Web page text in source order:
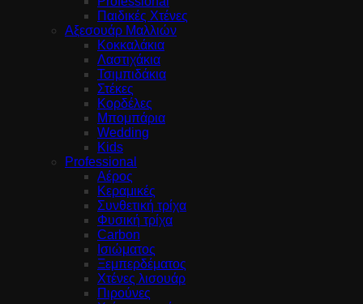
Παιδικές Χτένες
Αξεσουάρ Μαλλιών
Κοκκαλάκια
Λαστιχάκια
Τσιμπιδάκια
Στέκες
Κορδέλες
Μπομπάρια
Wedding
Kids
Professional
Αέρος
Κεραμικές
Συνθετική τρίχα
Φυσική τρίχα
Carbon
Ισιώματος
Ξεμπερδέματος
Χτένες λισουάρ
Πιρούνες